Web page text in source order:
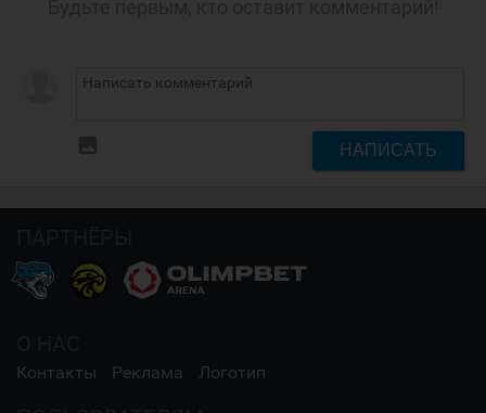
НАПИСАТЬ
Контакты Реклама Логотип